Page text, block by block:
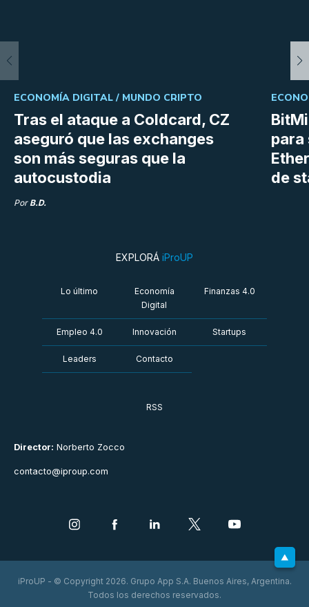
Tras el ataque a Coldcard, CZ
aseguró que las exchanges
son más seguras que la
autocustodia
ECONOMÍA DIGITAL / MUNDO CRIPTO
Por B.D.
para
de
Director: Norberto Zocco
contacto@iproup.com
EXPLORÁ iProUP
Lo último
Economía
Digital
Finanzas 4.0
Empleo 4.0 Innovación Startups
Leaders Contacto
RSS
iProUP - © Copyright 2026. Grupo App S.A. Buenos Aires, Argentina.
Todos los derechos reservados.